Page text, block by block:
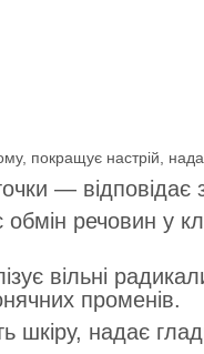
покращує настрій,
—
речовин у
вільні
променів.
надає